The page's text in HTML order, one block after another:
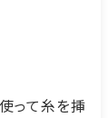
って糸を挿